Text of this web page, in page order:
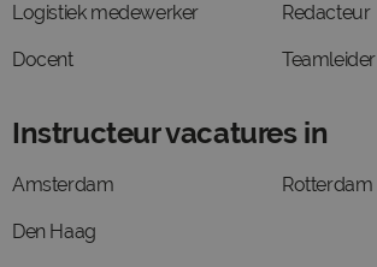
Logistiek medewerker
Docent
Redacteur
Teamleider
Instructeur vacatures in
Amsterdam
Den Haag
Rotterdam